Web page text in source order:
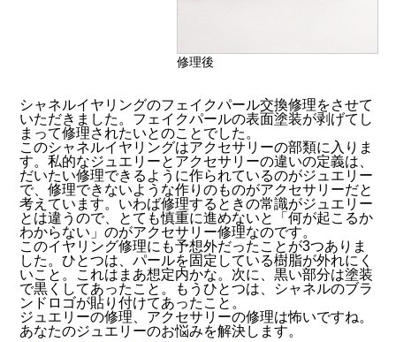
修理後
シャネルイヤリングのフェイクパール交換修理をさせて
いただきました。フェイクパールの表面塗装が剥げてし
まって修理されたいとのことでした。
このシャネルイヤリングはアクセサリーの部類に入りま
す。私的なジュエリーとアクセサリーの違いの定義は、
だいたい修理できるように作られているのがジュエリー
で、修理できないような作りのものがアクセサリーだと
考えています。いわば修理するときの常識がジュエリー
とは違うので、とても慎重に進めないと「何が起こるか
わからない」のがアクセサリー修理なのです。
このイヤリング修理にも予想外だったことが3つありま
した。ひとつは、パールを固定している樹脂が外れにく
いこと。これはまあ想定内かな。次に、黒い部分は塗装
で黒くしてあったこと。もうひとつは、シャネルのブラ
ンドロゴが貼り付けてあったこと。
ジュエリーの修理、アクセサリーの修理は怖いですね。
あなたのジュエリーのお悩みを解決します。